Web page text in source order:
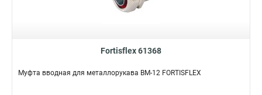
Fortisflex 61368
Муфта вводная для металлорукава ВМ-12 FORTISFLEX